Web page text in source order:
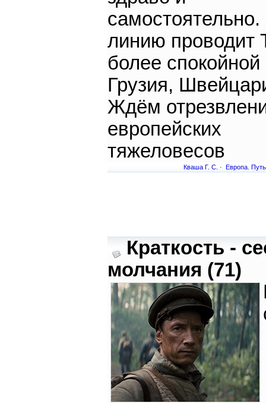
линию проводит
более спокойной
Грузия,
Ждём
европейских
тяжеловесов
Кваша Г. С. · Европа.
Краткость -
молчания (71)